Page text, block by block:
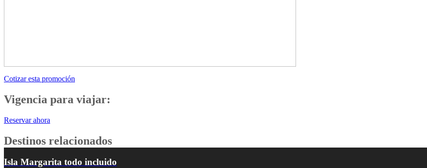
Cotizar esta promoción
Vigencia para viajar:
Reservar ahora
Destinos relacionados
Isla Margarita todo incluido